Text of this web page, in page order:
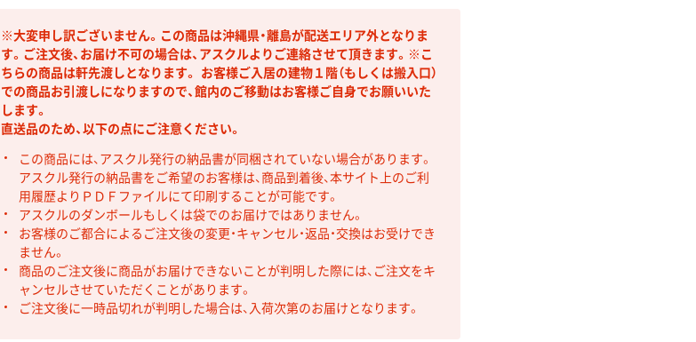
※大変申し訳ございません。この商品は沖縄県・離島が配送エリア外となりま
す。ご注文後、お届け不可の場合は、アスクルよりご連絡させて頂きます。※こ
ちらの商品は軒先渡しとなります。 お客様ご入居の建物１階（もしくは搬入口）
での商品お引渡しになりますので、館内のご移動はお客様ご自身でお願いいた
します。
直送品のため、以下の点にご注意ください。
この商品には、アスクル発行の納品書が同梱されていない場合があります。
アスクル発行の納品書をご希望のお客様は、商品到着後、本サイト上のご利
用履歴よりＰＤＦファイルにて印刷することが可能です。
アスクルのダンボールもしくは袋でのお届けではありません。
お客様のご都合によるご注文後の変更・キャンセル・返品・交換はお受けでき
ません。
商品のご注文後に商品がお届けできないことが判明した際には、ご注文をキ
ャンセルさせていただくことがあります。
ご注文後に一時品切れが判明した場合は、入荷次第のお届けとなります。